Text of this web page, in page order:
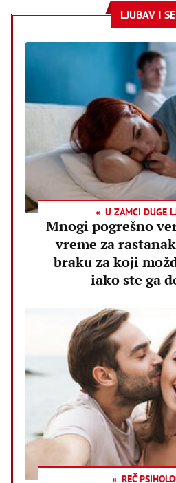
LJUBAV I
U ZAMCI DUGE
Mnogi pogrešno
vreme za
braku za koji
iako ste ga
REČ